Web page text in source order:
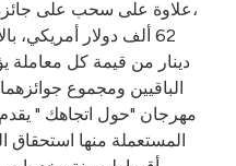
،علاوة على سحب على جائزة
دينار من قيمة كل معاملة
مهرجان "حول اتجاهك "
المستعملة منها